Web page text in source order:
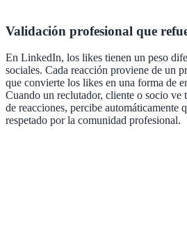
Validación profesional que
En LinkedIn, los likes tienen un peso
sociales. Cada reacción proviene de un
que convierte los likes en una forma de
Cuando un reclutador, cliente o socio ve
de reacciones, percibe automáticamente
respetado por la comunidad profesional.